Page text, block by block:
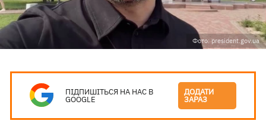
Фото: president.gov.ua
ПІДПИШІТЬСЯ НА НАС В
GOOGLE
ДОДАТИ
ЗАРАЗ